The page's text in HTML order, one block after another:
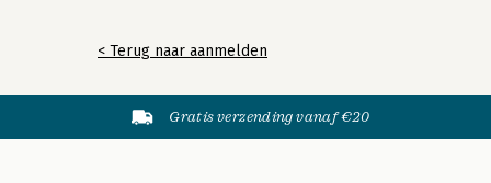
< Terug naar aanmelden
Gratis verzending vanaf €20